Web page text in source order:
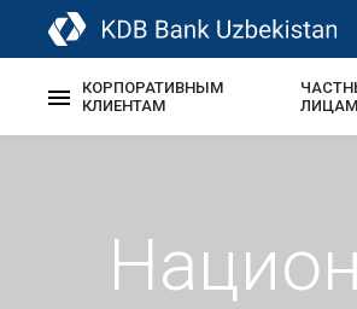
КОРПОРАТИВНЫМ
КЛИЕНТАМ
ЛИЦАМ